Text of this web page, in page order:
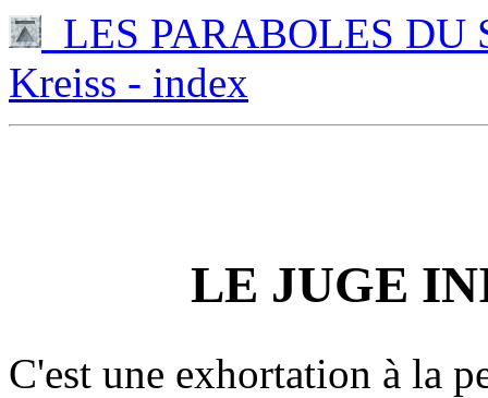
LES PARABOLES DU
Kreiss - index
LE JUGE
C'est une exhortation à la